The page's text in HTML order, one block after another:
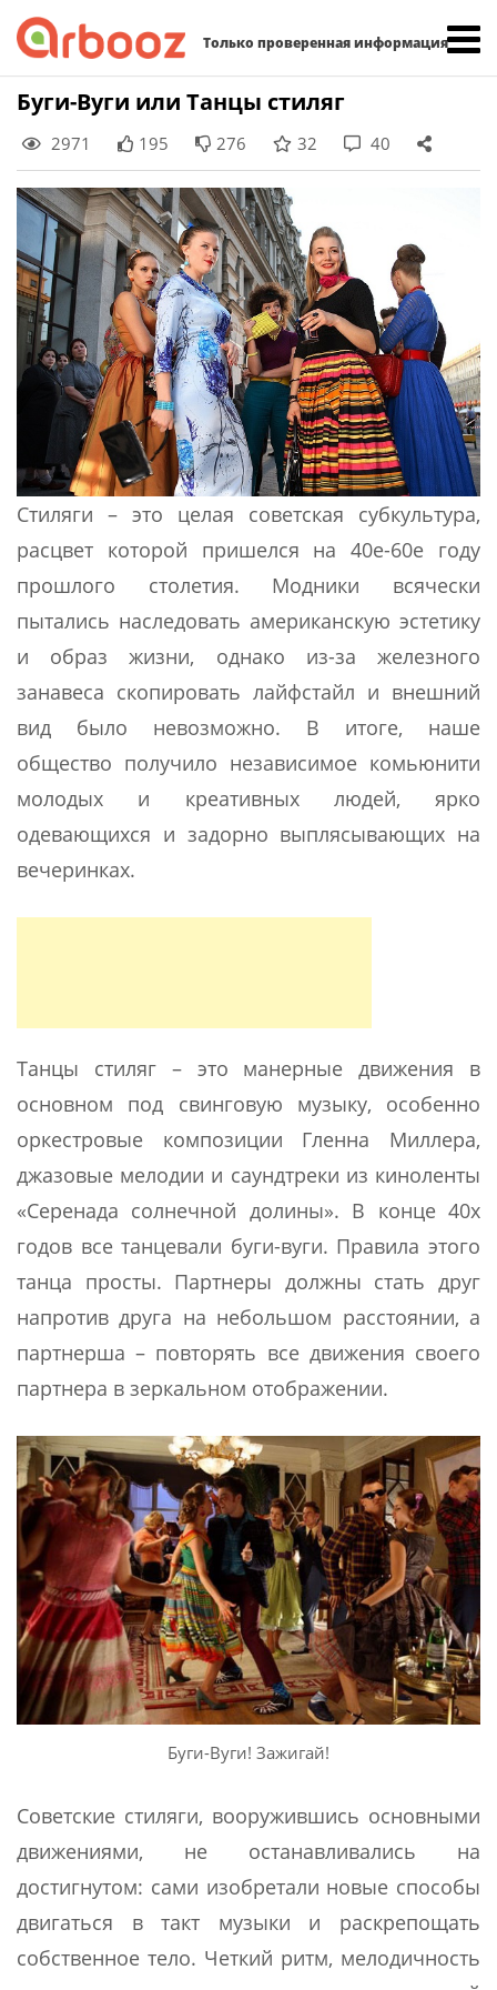
Только проверенная информация
Skip
to
content
Буги-Вуги или Танцы стиляг
2971 195 276 32 40
Стиляги – это целая советская субкультура,
расцвет которой пришелся на 40е-60е году
прошлого столетия. Модники всячески
пытались наследовать американскую эстетику
и образ жизни, однако из-за железного
занавеса скопировать лайфстайл и внешний
вид было невозможно. В итоге, наше
общество получило независимое комьюнити
молодых и креативных людей, ярко
одевающихся и задорно выплясывающих на
вечеринках.
Танцы стиляг – это манерные движения в
основном под свинговую музыку, особенно
оркестровые композиции Гленна Миллера,
джазовые мелодии и саундтреки из киноленты
«Серенада солнечной долины». В конце 40х
годов все танцевали буги-вуги. Правила этого
танца просты. Партнеры должны стать друг
напротив друга на небольшом расстоянии, а
партнерша – повторять все движения своего
партнера в зеркальном отображении.
Буги-Вуги! Зажигай!
Советские стиляги, вооружившись основными
движениями, не останавливались на
достигнутом: сами изобретали новые способы
двигаться в такт музыки и раскрепощать
собственное тело. Четкий ритм, мелодичность
Найти: